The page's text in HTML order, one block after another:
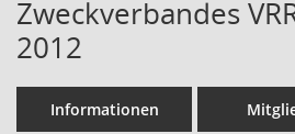
Zweckverbandes
2012
Informationen